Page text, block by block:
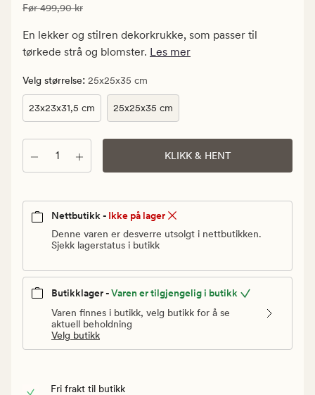
249,95
kr.
Vanlig
499,90
kr
Vanlig pris 499,90 kr
Før499,90 kr
En lekker og stilren dekorkrukke, som passer til
tørkede strå og blomster. Les mer
Velg størrelse: 25x25x35 cm
23x23x31,5 cm 25x25x35 cm
Antall KLIKK & HENT
Nettbutikk - Ikke på lager
Denne varen er desverre utsolgt i nettbutikken.
Sjekk lagerstatus i butikk
Butikklager -Varen er tilgjengelig i butikk
Varen finnes i butikk, velg butikk for å se
aktuell beholdning
Velg butikk
Fri frakt til butikk